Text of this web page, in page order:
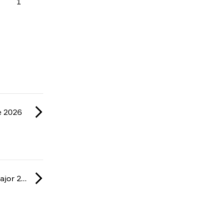
2026
IEM: Cologne Major 2026